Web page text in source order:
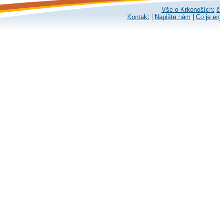
Vše o Krkonoších:
Kontakt
Napište nám Co je